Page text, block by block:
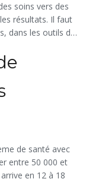
soins vers des
résultats. Il faut
dans les outils de
de santé avec
entre 50 000 et
en 12 à 18